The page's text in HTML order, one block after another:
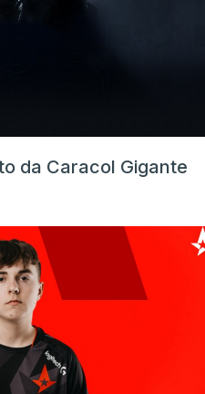
da Caracol Gigante